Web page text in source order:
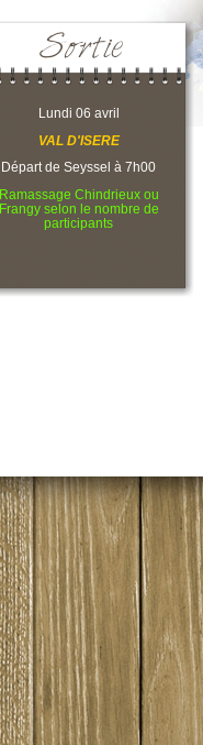
Lundi 06 avril
VAL D'ISERE
Départ de Seyssel à 7h00
Ramassage Chindrieux ou
Frangy selon le nombre de
participants